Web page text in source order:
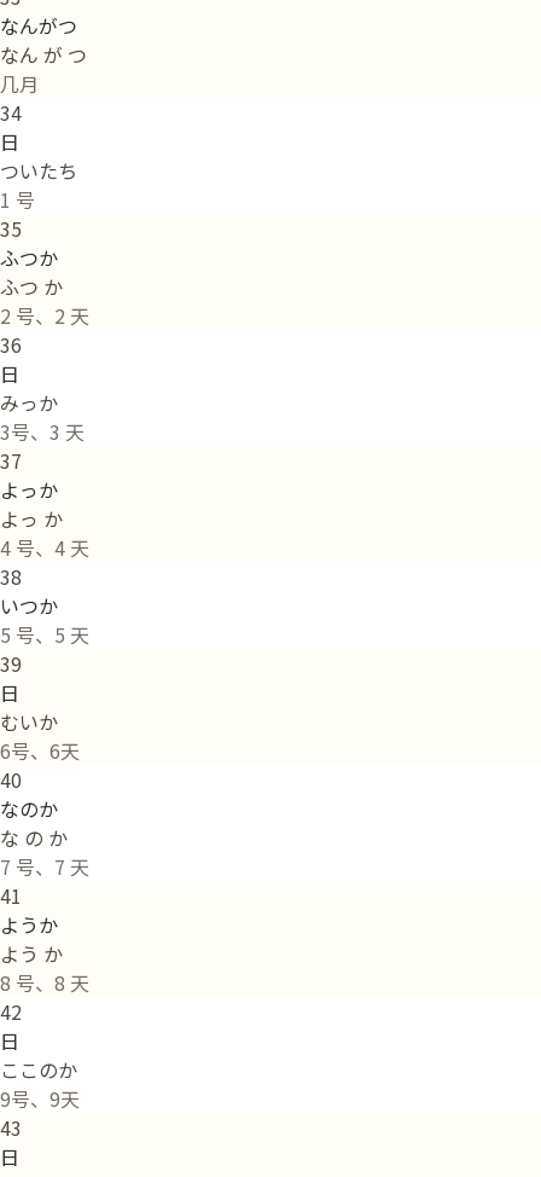
なんがつ
なん が つ
几月
34
日
ついたち
1 号
35
ふつか
ふつ か
2 号、2 天
36
日
みっか
3号、3 天
37
よっか
よっ か
4 号、4 天
38
いつか
5 号、5 天
39
日
むいか
6号、6天
40
なのか
な の か
7 号、7 天
41
ようか
よう か
8 号、8 天
42
日
ここのか
9号、9天
43
日